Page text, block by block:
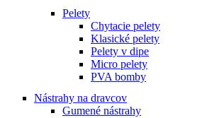
Pelety
Chytacie pelety
Klasické pelety
Pelety v dipe
Micro pelety
PVA bomby
Nástrahy na dravcov
Gumené nástrahy